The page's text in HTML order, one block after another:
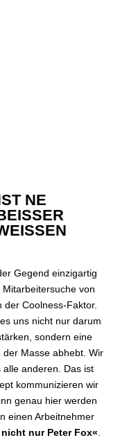
NE
Gegend einzigartig
von
der Coolness-Faktor.
uns nicht nur darum
sondern eine
Masse abhebt. Wir
anderen. Das ist
kommunizieren wir
genau hier werden
einen Arbeitnehmer
nur Peter Fox«.